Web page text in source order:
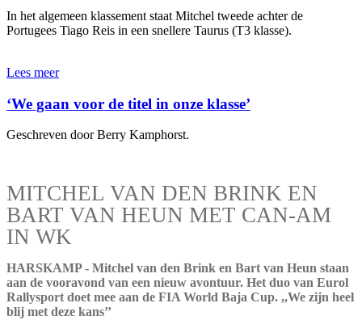
In het algemeen klassement staat Mitchel tweede achter de
Portugees Tiago Reis in een snellere Taurus (T3 klasse).
Lees meer
‘We gaan voor de titel in onze klasse’
Geschreven door Berry Kamphorst.
MITCHEL VAN DEN BRINK EN
BART VAN HEUN MET CAN-AM
IN WK
HARSKAMP - Mitchel van den Brink en Bart van Heun staan
aan de vooravond van een nieuw avontuur. Het duo van Eurol
Rallysport doet mee aan de FIA World Baja Cup. ,,We zijn heel
blij met deze kans’’